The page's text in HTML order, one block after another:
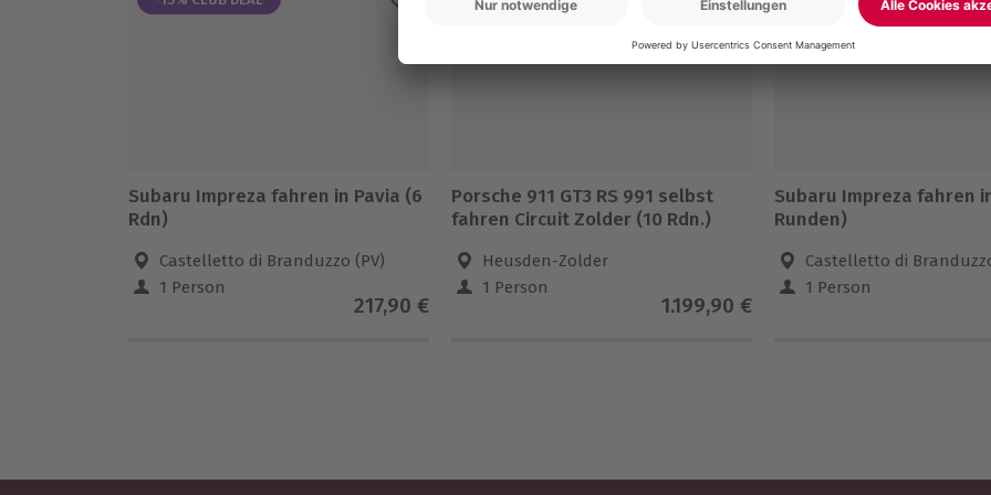
Subaru Impreza fahren in Pavia (6
Rdn)
Castelletto di Branduzzo (PV)
1 Person
217,90 €
Porsche 911 GT3 RS 991 selbst
fahren Circuit Zolder (10 Rdn.)
Heusden-Zolder
1 Person
1.199,90 €
Subaru Impreza fahren in
Runden)
Castelletto di
1 Person